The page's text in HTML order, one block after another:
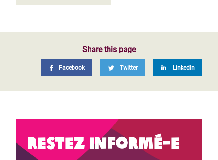
Share this page
Facebook Twitter LinkedIn
Restez informé-e